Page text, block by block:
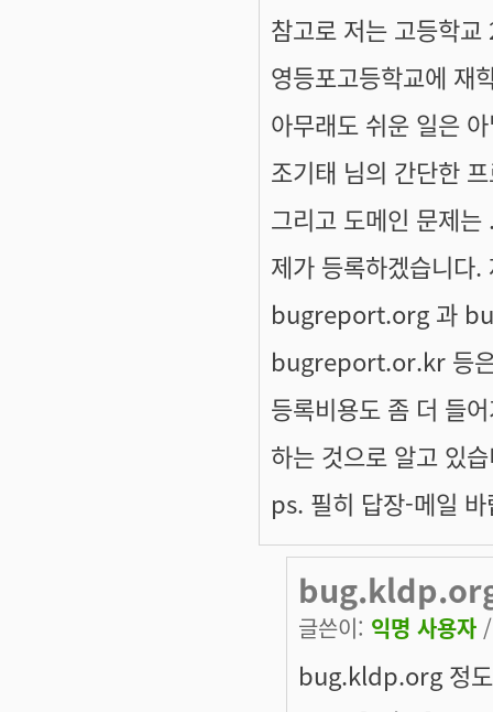
참고로 저는 고등학
영등포고등학교에 재
아무래도 쉬운 일은
조기태 님의 간단한
그리고 도메인 문제는
제가 등록하겠습니
bugreport.org 과
bugreport.or.kr 등은
등록비용도 좀 더 들
하는 것으로 알고 있
ps. 필히 답장-메일
글쓴이: 익명 사용자
bug.kldp.org 정